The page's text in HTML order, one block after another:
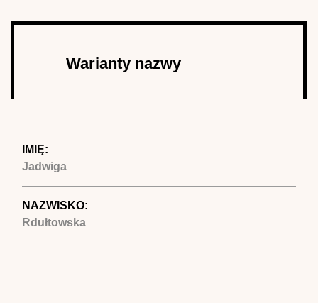
Warianty nazwy
IMIĘ:
Jadwiga
NAZWISKO:
Rdułtowska